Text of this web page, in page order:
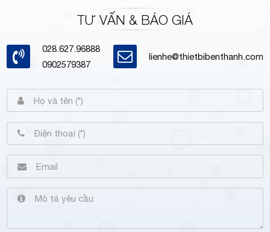
TƯ VẤN & BÁO GIÁ
028.627.96888
0902579387
lienhe@thietbibenthanh.com